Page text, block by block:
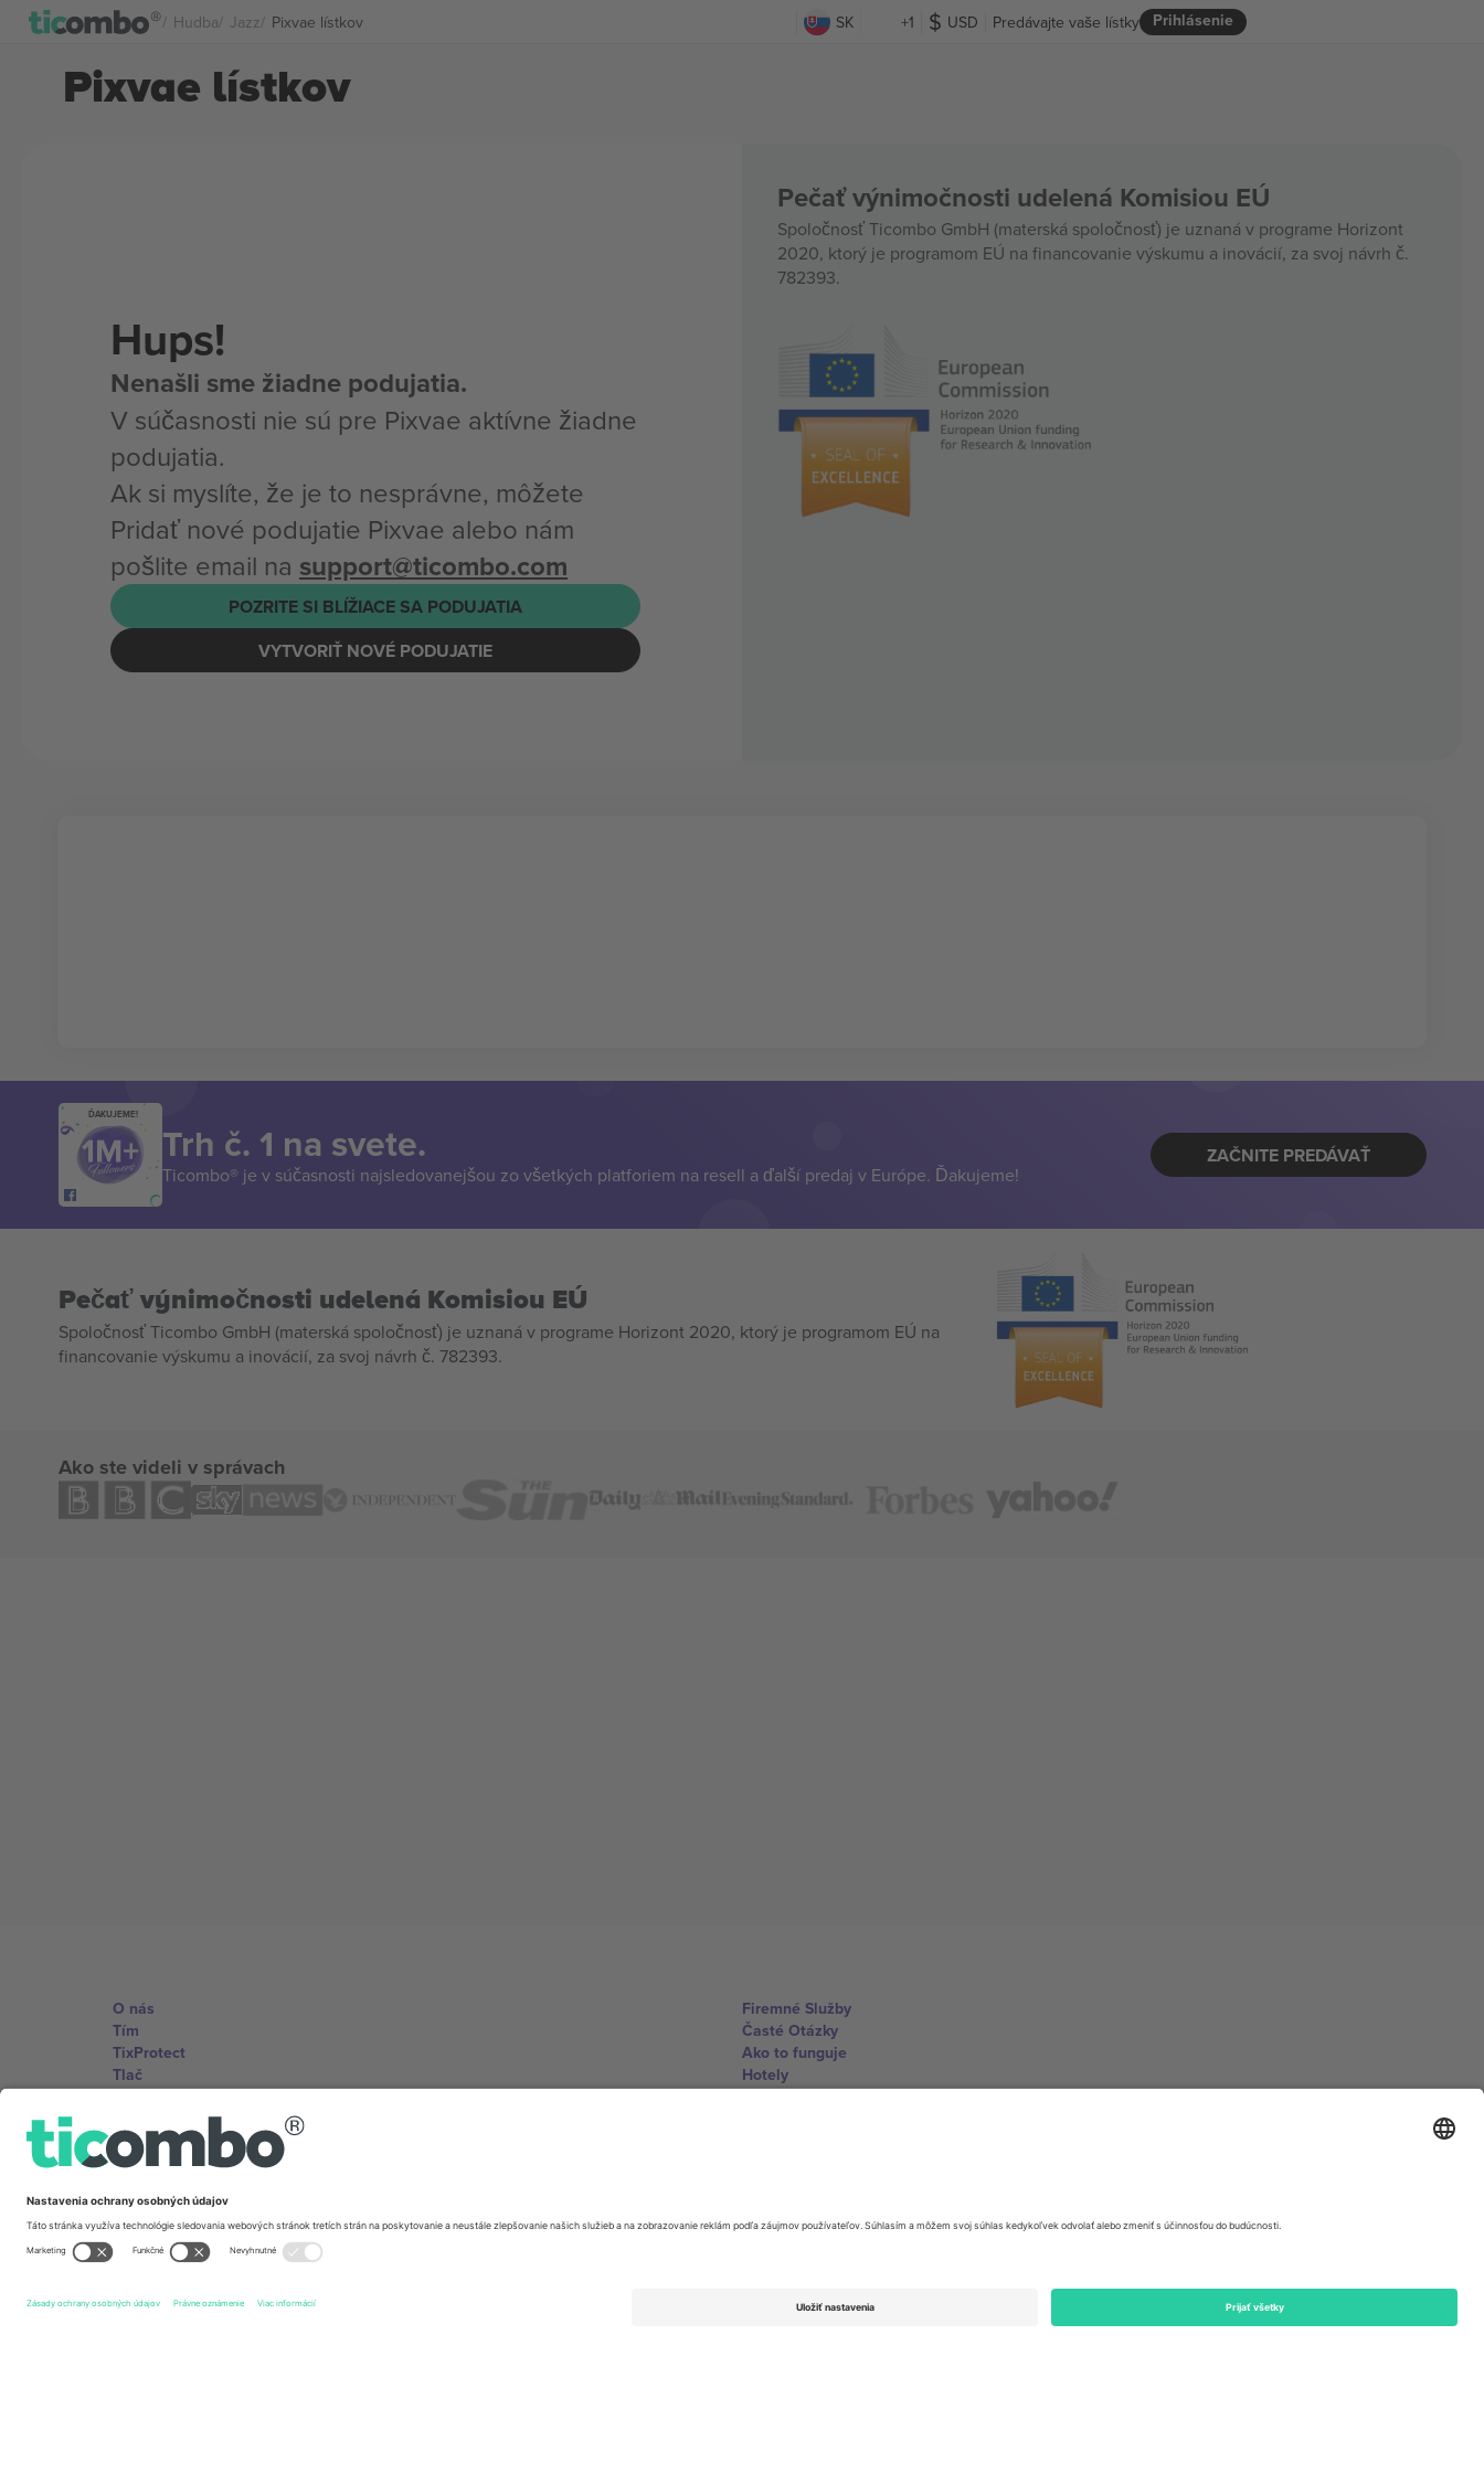
Hudba Jazz Pixvae lístkov SK +1 USD Prihlásenie
Predávajte vaše lístky
Pixvae lístkov
Hups!
Nenašli sme žiadne podujatia.
V súčasnosti nie sú pre Pixvae aktívne žiadne
podujatia.
Ak si myslíte, že je to nesprávne, môžete
Pridať nové podujatie Pixvae alebo nám
pošlite email na support@ticombo.com
POZRITE SI BLÍŽIACE SA PODUJATIA
VYTVORIŤ NOVÉ PODUJATIE
Pečať výnimočnosti udelená Komisiou EÚ
Spoločnosť Ticombo GmbH (materská spoločnosť) je uznaná v programe Horizont
2020, ktorý je programom EÚ na financovanie výskumu a inovácií, za svoj návrh č.
782393.
ĎAKUJEME!
Trh č. 1 na svete.
Ticombo® je v súčasnosti najsledovanejšou zo všetkých platforiem na resell a ďalší predaj v Európe. Ďakujeme!
ZAČNITE PREDÁVAŤ
Pečať výnimočnosti udelená Komisiou EÚ
Spoločnosť Ticombo GmbH (materská spoločnosť) je uznaná v programe Horizont 2020, ktorý je programom EÚ na
financovanie výskumu a inovácií, za svoj návrh č. 782393.
Ako ste videli v správach
O nás
Tím
TixProtect
Tlač
Zmluvné podmienky
Partnerský program
Firemné Služby
Časté Otázky
Ako to funguje
Hotely
Centrum Majstrovstiev sveta